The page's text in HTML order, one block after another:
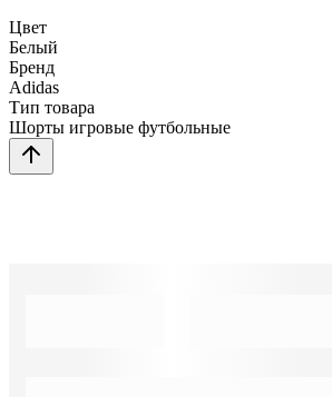
Цвет
Белый
Бренд
Adidas
Тип товара
Шорты игровые футбольные